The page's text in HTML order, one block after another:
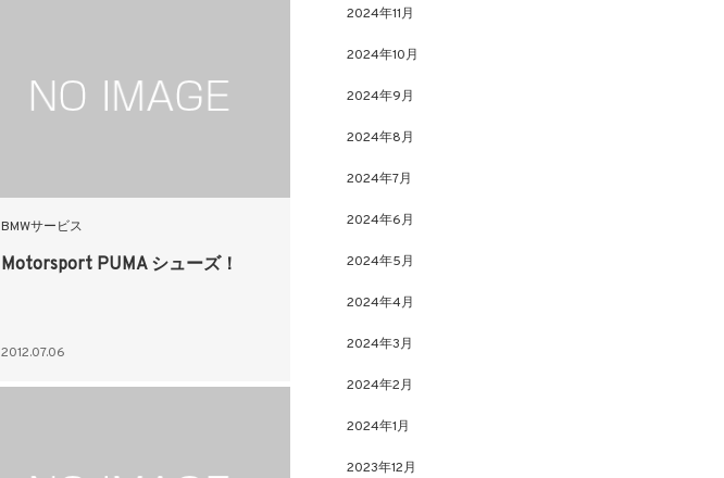
BMWサービス
Motorsport PUMA シューズ！
2012.07.06
2024年11月
2024年10月
2024年9月
2024年8月
2024年7月
2024年6月
2024年5月
2024年4月
2024年3月
2024年2月
2024年1月
2023年12月